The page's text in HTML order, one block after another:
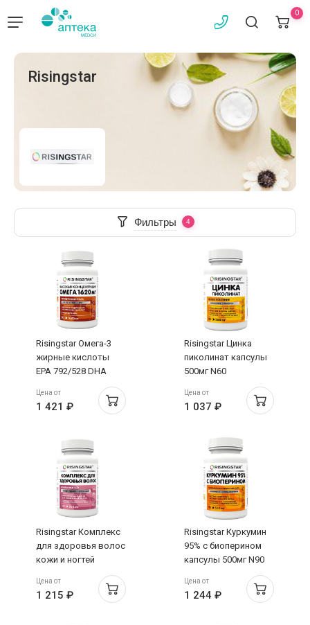
0
Risingstar
Фильтры
Risingstar Омега-3
жирные кислоты
EPA 792/528 DHA
капсулы 1620мг №60
Цена от
1 421 ₽
Risingstar Цинка
пиколинат капсулы
500мг N60
Цена от
1 037 ₽
Risingstar Комплекс
для здоровья волос
кожи и ногтей
капсулы 500мг N120
Цена от
1 215 ₽
Risingstar Куркумин
95% с биоперином
капсулы 500мг N90
Цена от
1 244 ₽